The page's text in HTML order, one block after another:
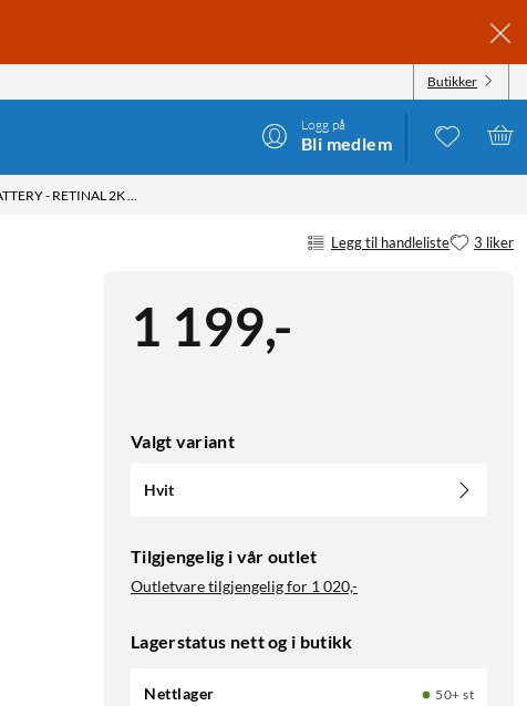
Butikker
Logg på
Bli medlem
RING OUTDOOR CAM PLUS BATTERY - RETINAL 2K OVERVÅKINGSKAMERA HVIT
Legg til handleliste 3 liker
1 199,-
Valgt variant
Hvit
Tilgjengelig i vår outlet
Outletvare tilgjengelig for 1 020,-
Lagerstatus nett og i butikk
Nettlager
50+ st